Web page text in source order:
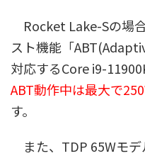
Rocket Lake-Sの場
スト機能「
対応するCore i9-
ABT動作中は最大で
す。
また、TDP 65Wモデ